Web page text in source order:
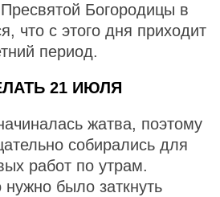
Богородицы в
что с этого дня приходит
период.
21 ИЮЛЯ
жатва, поэтому
собирались для
работ по утрам.
нужно было заткнуть